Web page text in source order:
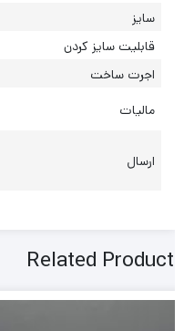
سایز
قابلیت سایز کردن
اجرت ساخت
مالیات
ارسال
Related